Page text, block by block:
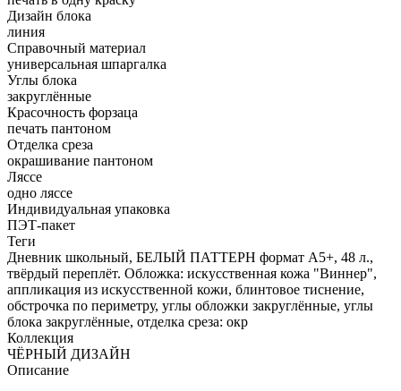
Дизайн блока
линия
Справочный материал
универсальная шпаргалка
Углы блока
закруглённые
Красочность форзаца
печать пантоном
Отделка среза
окрашивание пантоном
Ляссе
одно ляссе
Индивидуальная упаковка
ПЭТ-пакет
Теги
Дневник школьный, БЕЛЫЙ ПАТТЕРН формат А5+, 48 л.,
твёрдый переплёт. Обложка: искусственная кожа "Виннер",
аппликация из искусственной кожи, блинтовое тиснение,
обстрочка по периметру, углы обложки закруглённые, углы
блока закруглённые, отделка среза: окр
Коллекция
ЧЁРНЫЙ ДИЗАЙН
Описание